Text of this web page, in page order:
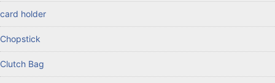
card holder
Chopstick
Clutch Bag